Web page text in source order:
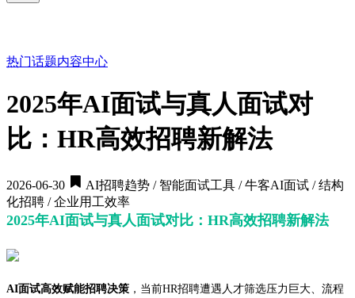
热门话题内容中心
2025年AI面试与真人面试对
比：HR高效招聘新解法
2026-06-30
AI招聘趋势 / 智能面试工具 / 牛客AI面试 / 结构
化招聘 / 企业用工效率
2025年AI面试与真人面试对比：HR高效招聘新解法
AI面试高效赋能招聘决策 ，当前HR招聘遭遇人才筛选压力巨大、流程